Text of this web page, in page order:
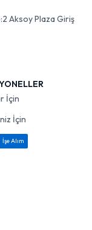
Aksoy Plaza Giriş
İçin
İçin
İşe Alım